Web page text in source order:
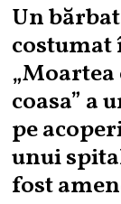
Un bărbat
costumat
„Moartea
coasa” a
pe
unui
fost